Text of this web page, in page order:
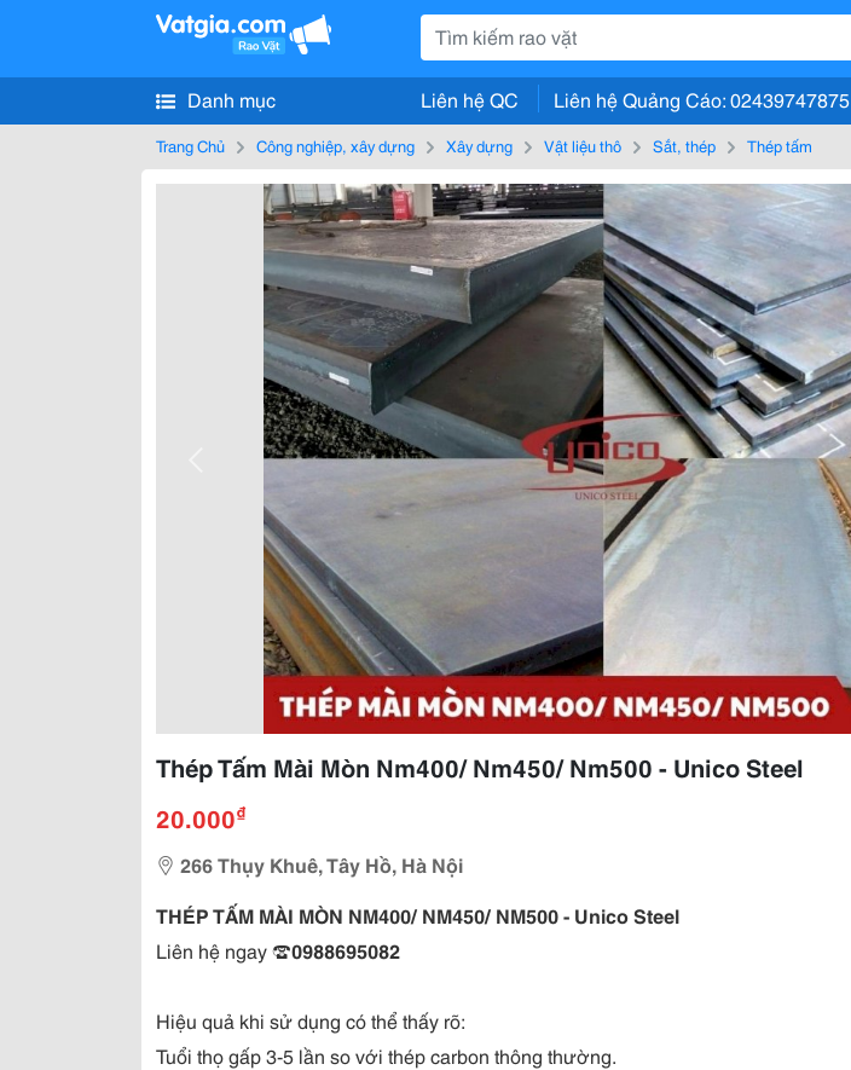
Danh mục Liên hệ QC Liên hệ Quảng Cáo: 02439747875
Trang Chủ Công nghiệp, xây dựng Xây dựng Vật liệu thô Sắt, thép Thép tấm
Thép Tấm Mài Mòn Nm400/ Nm450/ Nm500 - Unico Steel
20.000₫
266 Thụy Khuê, Tây Hồ, Hà Nội
THÉP TẤM MÀI MÒN NM400/ NM450/ NM500 - Unico Steel
Liên hệ ngay ☎0988695082
Hiệu quả khi sử dụng có thể thấy rõ:
Tuổi thọ gấp 3-5 lần so với thép carbon thông thường.